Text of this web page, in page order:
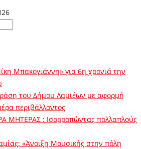
Μπακογιάννη» για 6η χρονιά την
του Δήμου Λαμιέων με αφορμή
περιβάλλοντος
ΜΗΤΕΡΑΣ : Ισορροπώντας πολλαπλούς
«Άνοιξη Μουσικής στην πόλη